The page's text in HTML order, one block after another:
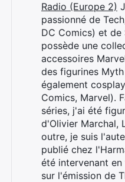
Radio (Europe 2)
passionné de
DC Comics) et de
possède une
accessoires
des figurines
également
Comics, Marvel).
séries, j'ai été
d'Olivier Marchal,
outre, je suis
publié chez
été intervenant
sur l'émission de